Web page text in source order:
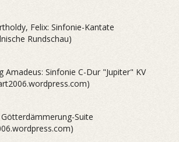
Felix: Sinfonie-Kantate
Rundschau)
Amadeus: Sinfonie C-Dur "Jupiter" KV
Suite